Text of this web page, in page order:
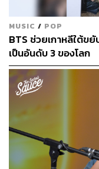
MUSIC / POP
BTS ช่วยเกาหลีใต้ข
เป็นอันดับ 3 ของโลก